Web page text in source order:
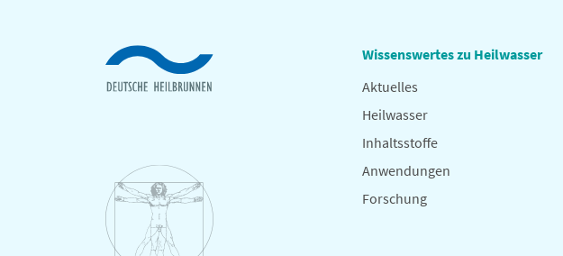
Wissenswertes zu Heilwasser
Aktuelles
Heilwasser
Inhaltsstoffe
Anwendungen
Forschung